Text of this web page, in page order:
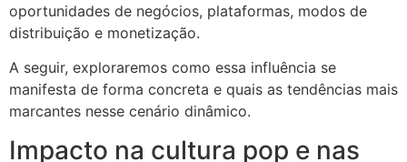
oportunidades de negócios, plataformas, modos de
distribuição e monetização.
A seguir, exploraremos como essa influência se
manifesta de forma concreta e quais as tendências mais
marcantes nesse cenário dinâmico.
Impacto na cultura pop e nas